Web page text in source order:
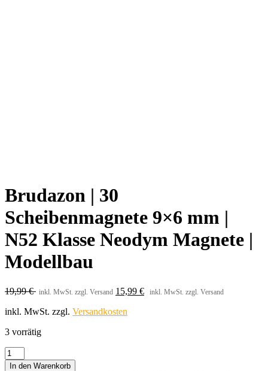
Brudazon | 30
Scheibenmagnete 9×6 mm |
N52 Klasse Neodym Magnete |
Modellbau
19,99€ inkl. MwSt. zzgl. Versand 15,99 € inkl. MwSt. zzgl. Versand
inkl. MwSt. zzgl. Versandkosten
3 vorrätig
Brudazon
|
In den Warenkorb